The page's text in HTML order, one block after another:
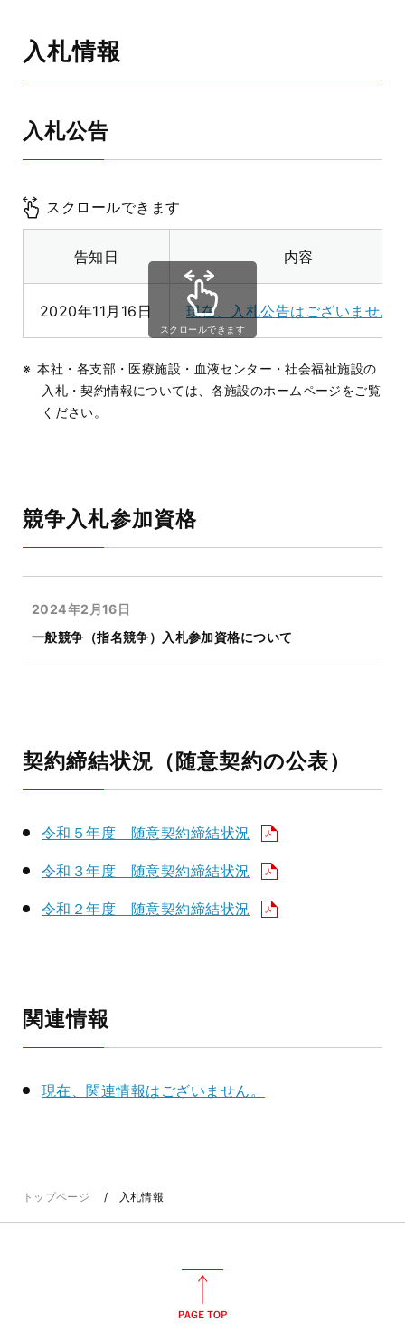
入札情報
入札公告
告知日 内容
2020年11月16日 現在、入札公告はございません
スクロールできます
スクロールできます
本社・各支部・医療施設・血液センター・社会福祉施設の
入札・契約情報については、各施設のホームページをご覧
ください。
競争入札参加資格
2024年2月16日
一般競争（指名競争）入札参加資格について
契約締結状況（随意契約の公表）
令和５年度 随意契約締結状況
令和３年度 随意契約締結状況
令和２年度 随意契約締結状況
関連情報
現在、関連情報はございません。
トップページ 入札情報